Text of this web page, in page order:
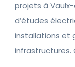
projets à
d’études
installations et
infrastructures.